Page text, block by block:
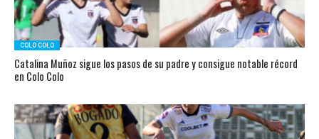
COLO COLO
Catalina Muñoz sigue los pasos de su padre y consigue notable récord
en Colo Colo